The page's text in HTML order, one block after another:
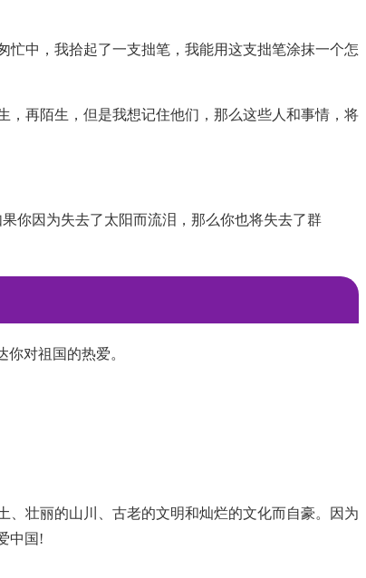
中，我拾起了一支拙笔，我能用这支拙笔涂抹一个怎
再陌生，但是我想记住他们，那么这些人和事情，将
你因为失去了太阳而流泪，那么你也将失去了群
对祖国的热爱。
壮丽的山川、古老的文明和灿烂的文化而自豪。因为
中国!